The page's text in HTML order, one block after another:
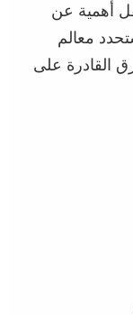
أهمية عن
معالم
القادرة على